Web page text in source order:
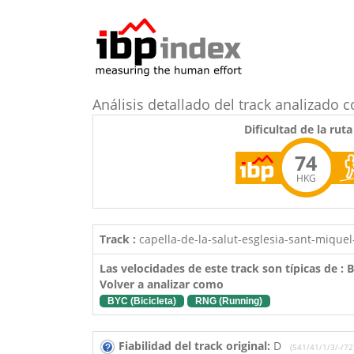
Análisis detallado del track analizado
Dificultad de la ruta
74
HKG
Track : capella-de-la-salut-esglesia-sant-
Las velocidades de este track son típicas de :
Volver a analizar como
BYC (Bicicleta) RNG (Running)
Fiabilidad del track original: D (541/41/1/3/-/